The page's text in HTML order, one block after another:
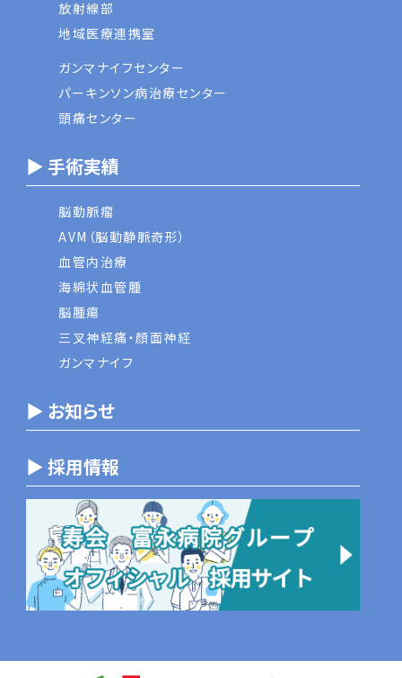
放射線部
地域医療連携室
ガンマナイフセンター
パーキンソン病治療センター
頭痛センター
▶ 手術実績
脳動脈瘤
AVM（脳動静脈奇形）
血管内治療
海綿状血管腫
脳腫瘍
三叉神経痛・顔面神経
ガンマナイフ
▶ お知らせ
▶ 採用情報